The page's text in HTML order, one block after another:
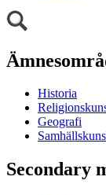
Historia
Geografi
Secondary